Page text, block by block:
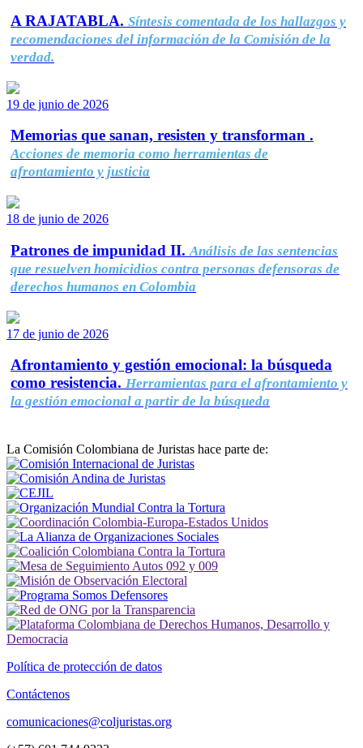
A RAJATABLA. Síntesis comentada de los hallazgos y
recomendaciones del información de la Comisión de la
verdad.
19 de junio de 2026
Memorias que sanan, resisten y transforman .
Acciones de memoria como herramientas de
afrontamiento y justicia
18 de junio de 2026
Patrones de impunidad II. Análisis de las sentencias
que resuelven homicidios contra personas defensoras de
derechos humanos en Colombia
17 de junio de 2026
Afrontamiento y gestión emocional: la búsqueda
como resistencia. Herramientas para el afrontamiento y
la gestión emocional a partir de la búsqueda
La Comisión Colombiana de Juristas hace parte de:
Política de protección de datos
Contáctenos
comunicaciones@coljuristas.org